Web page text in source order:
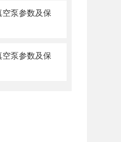
泵参数及保
泵参数及保